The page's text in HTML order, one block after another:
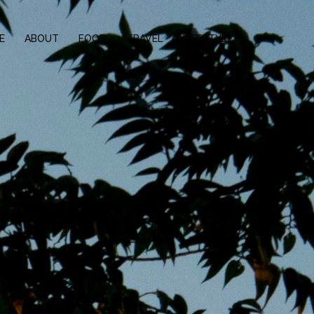
ABOUT FOOD TRAVEL LIFESTYLE